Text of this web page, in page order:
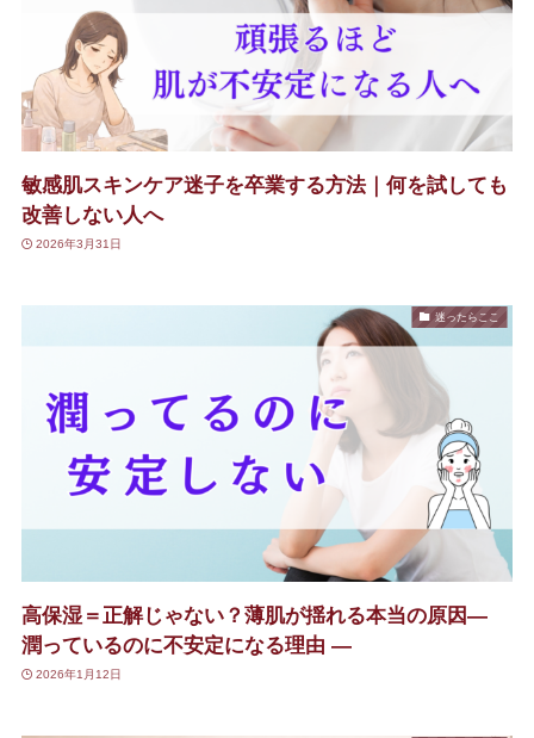
敏感肌スキンケア迷子を卒業する方法｜何を試しても
改善しない人へ
2026年3月31日
迷ったらここ
高保湿＝正解じゃない？薄肌が揺れる本当の原因―
潤っているのに不安定になる理由 ―
2026年1月12日